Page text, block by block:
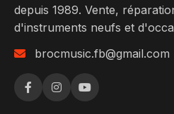
depuis 1989. Vente,
d'instruments neufs et
brocmusic.fb@gmail.com